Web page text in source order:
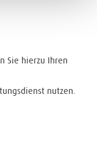
Sie hierzu Ihren
nutzen.